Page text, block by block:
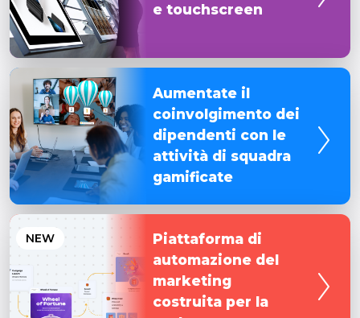
limitati
di vostra
Creare
chioschi
e
NEW